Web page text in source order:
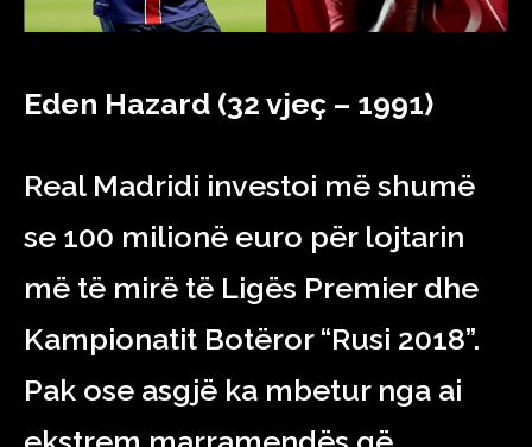
Eden Hazard (32 vjeç – 1991)
Real Madridi investoi më shumë
se 100 milionë euro për lojtarin
më të mirë të Ligës Premier dhe
Kampionatit Botëror “Rusi 2018”.
Pak ose asgjë ka mbetur nga ai